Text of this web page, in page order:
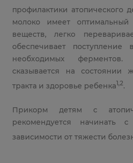
профилактики атопического
молоко имеет оптимальный
веществ, легко
обеспечивает
необходимых ферментов.
сказывается на состоянии
тракта и здоровье ребенка1,2.
Прикорм детям с
рекомендуется начинать
зависимости от тяжести